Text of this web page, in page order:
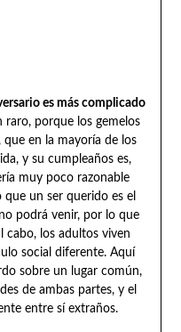
es más complicado
porque los gemelos
en la mayoría de los
y su cumpleaños es,
muy poco razonable
que un ser querido es el
podrá venir, por lo que
cabo, los adultos viven
social diferente. Aquí
sobre un lugar común,
de ambas partes, y el
entre sí extraños.